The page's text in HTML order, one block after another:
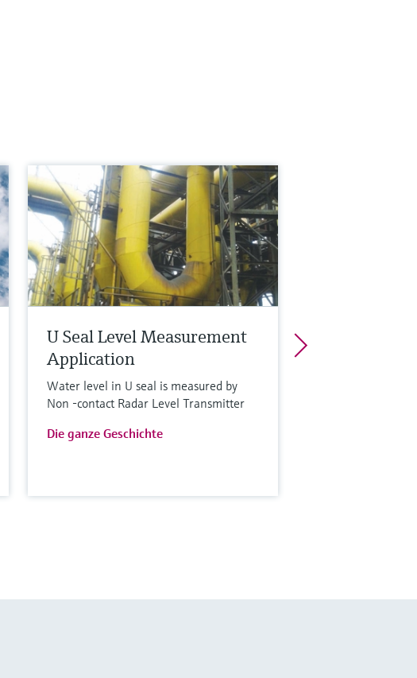
U Seal Level Measurement
Application
Water level in U seal is measured by
Non -contact Radar Level Transmitter
Die ganze Geschichte